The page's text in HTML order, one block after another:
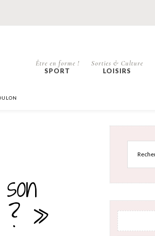
Être en forme !
SPORT
Sorties & Culture
LOISIRS
? »